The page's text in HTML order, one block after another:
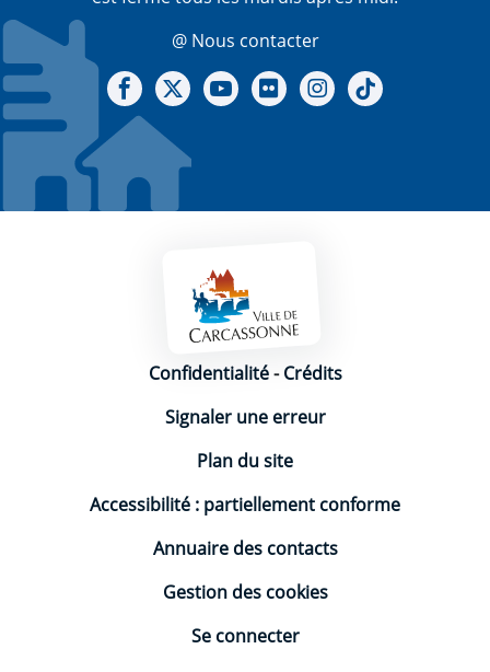
@ Nous contacter
Notre Facebook
Notre X - (twitter)
Notre chaine Youtube
Notre Gallerie sur Flickr
Notre Instagram
Mentions légales
Confidentialité-Crédits
Signaler une erreur
Plan du site
Accessibilité : partiellement conforme
Annuaire des contacts
Gestion des cookies
Se connecter